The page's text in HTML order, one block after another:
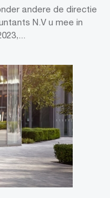
andere de directie
N.V u mee in